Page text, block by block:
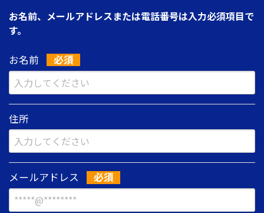
お名前、メールアドレスまたは電話番号は入力必須項目で
す。
お名前
住所
メールアドレス